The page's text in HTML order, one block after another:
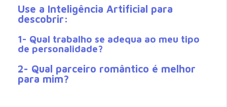
Use a Inteligência Artificial para
descobrir:
1- Qual trabalho se adequa ao meu tipo
de personalidade?
2- Qual parceiro romântico é melhor
para mim?